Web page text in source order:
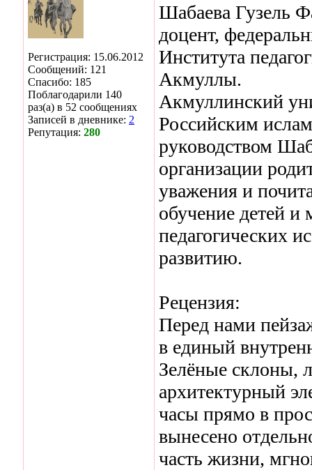
Регистрация: 15.06.2012
Сообщений: 121
Спасибо: 185
Поблагодарили 140
раз(а) в 52 сообщениях
Записей в дневнике: 2
Репутация: 280
Шабаева Гузель
доцент,
Института
Акмуллы.
Акмуллинский
Российским
руководством
организации
уважения и
обучение детей и
педагогических
развитию.
Рецензия:
Перед нами
в единый
Зелёные склоны,
архитектурный
часы прямо в
вынесено
часть жизни,